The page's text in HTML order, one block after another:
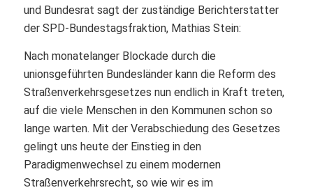
und Bundesrat sagt der zuständige Berichterstatter
der SPD-Bundestagsfraktion, Mathias Stein:
Nach monatelanger Blockade durch die
unionsgeführten Bundesländer kann die Reform des
Straßenverkehrsgesetzes nun endlich in Kraft treten,
auf die viele Menschen in den Kommunen schon so
lange warten. Mit der Verabschiedung des Gesetzes
gelingt uns heute der Einstieg in den
Paradigmenwechsel zu einem modernen
Straßenverkehrsrecht, so wie wir es im